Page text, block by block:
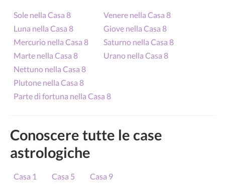
Sole nella Casa 8
Luna nella Casa 8
Mercurio nella Casa 8
Marte nella Casa 8
Venere nella Casa 8
Giove nella Casa 8
Saturno nella Casa 8
Urano nella Casa 8
Nettuno nella Casa 8
Plutone nella Casa 8
Parte di fortuna nella Casa 8
Conoscere tutte le case
astrologiche
Casa 1
Casa 5
Casa 9